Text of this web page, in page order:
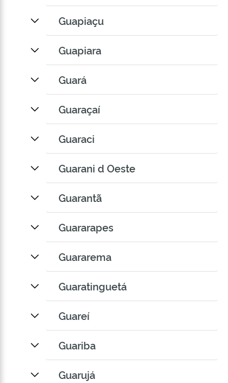
Guapiaçu
Guapiara
Guará
Guaraçaí
Guaraci
Guarani d Oeste
Guarantã
Guararapes
Guararema
Guaratinguetá
Guareí
Guariba
Guarujá